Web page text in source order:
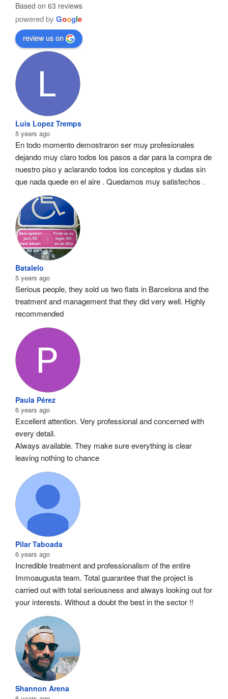
Based on 63 reviews
powered by Google
review us on
Luis Lopez Tremps
5 years ago
En todo momento demostraron ser muy profesionales
dejando muy claro todos los pasos a dar para la compra de
nuestro piso y aclarando todos los conceptos y dudas sin
que nada quede en el aire . Quedamos muy satisfechos .
Batalelo
5 years ago
Serious people, they sold us two flats in Barcelona and the
treatment and management that they did very well. Highly
recommended
Paula Pérez
6 years ago
Excellent attention. Very professional and concerned with
every detail.
Always available. They make sure everything is clear
leaving nothing to chance
Pilar Taboada
6 years ago
Incredible treatment and professionalism of the entire
Immoaugusta team. Total guarantee that the project is
carried out with total seriousness and always looking out for
your interests. Without a doubt the best in the sector !!
Shannon Arena